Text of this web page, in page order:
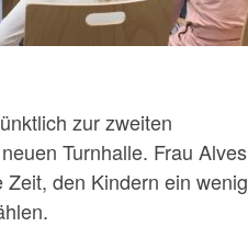
zur zweiten
Turnhalle. Frau Alves
den Kindern ein wenig